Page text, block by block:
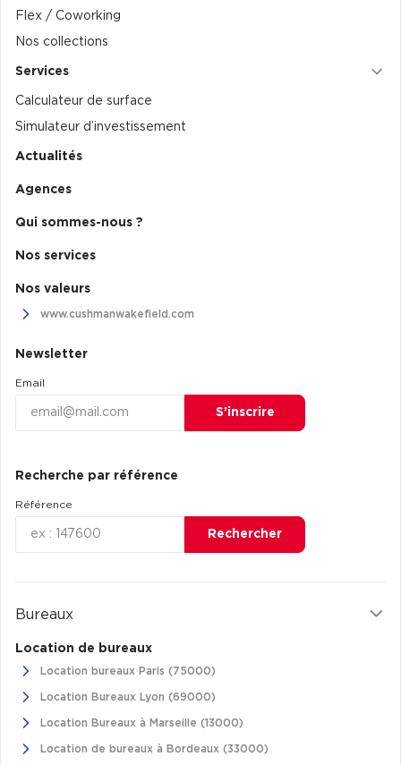
Flex / Coworking
Nos collections
Services
Calculateur de surface
Simulateur d’investissement
Actualités
Agences
Qui sommes-nous ?
Nos services
Nos valeurs
www.cushmanwakefield.com
Newsletter
Email
S’inscrire
Recherche par référence
Référence
Rechercher
Bureaux
Location de bureaux
Location bureaux Paris (75000)
Location Bureaux Lyon (69000)
Location Bureaux à Marseille (13000)
Location de bureaux à Bordeaux (33000)